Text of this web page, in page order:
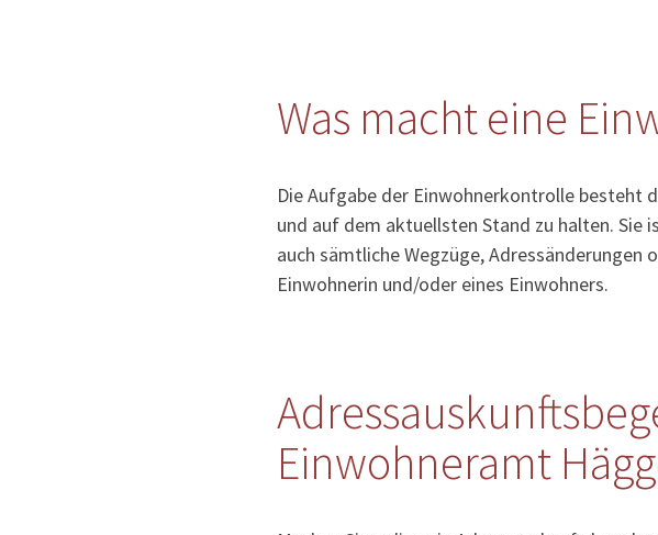
Was macht eine
Die Aufgabe der Einwohnerkontrolle besteht
und auf dem aktuellsten Stand zu halten. Sie
auch sämtliche Wegzüge, Adressänderungen
Einwohnerin und/oder eines Einwohners.
Einwohneramt